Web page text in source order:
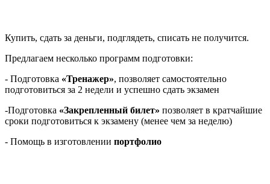
Купить, сдать за деньги, подглядеть, списать не получится.
Предлагаем несколько программ подготовки:
- Подготовка «Тренажер», позволяет самостоятельно
подготовиться за 2 недели и успешно сдать экзамен
-Подготовка «Закрепленный билет» позволяет в кратчайшие
сроки подготовиться к экзамену (менее чем за неделю)
- Помощь в изготовлении портфолио